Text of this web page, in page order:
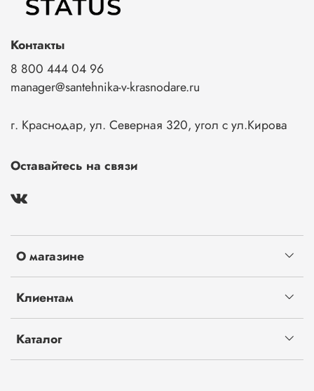
О магазине
Клиентам
Каталог
Контакты
8 800 444 04 96
manager@santehnika-v-krasnodare.ru
г. Краснодар, ул. Северная 320, угол с ул.Кирова
Оставайтесь на связи